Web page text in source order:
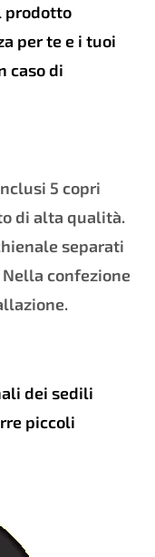
prodotto
per te e i tuoi
caso di
5 copri
di alta qualità.
separati
confezione
dei sedili
piccoli